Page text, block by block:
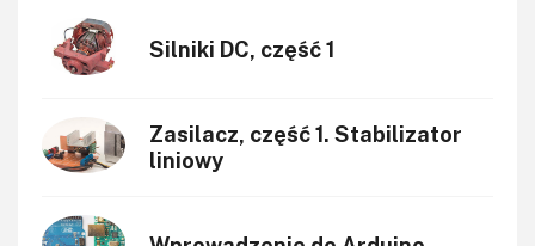
Silniki DC, część 1
Zasilacz, część 1. Stabilizator
liniowy